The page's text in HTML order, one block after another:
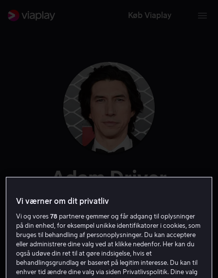
Køb Viaplay
Adam Driver
Skuespiller
Vi værner om dit privatliv
Vi og vores78 partnere gemmer og får adgang til oplysninger
på din enhed, for eksempel unikke identifikatorer i cookies, som
bruges til behandling af personoplysninger. Du kan acceptere
eller administrere dine valg ved at klikke nedenfor. Her kan du
også udøve din ret til at gøre indsigelse, hvis et
behandlingsgrundlag er baseret på legitim interesse. Du kan til
enhver tid ændre dine valg via siden Privatlivspolitik. Dine valg